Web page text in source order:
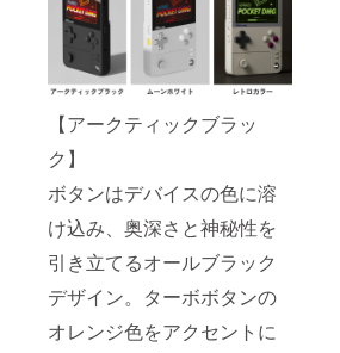
【アークティックブラッ
ク】
ボタンはデバイスの色に溶
け込み、奥深さと神秘性を
引き立てるオールブラック
デザイン。ターボボタンの
オレンジ色をアクセントに